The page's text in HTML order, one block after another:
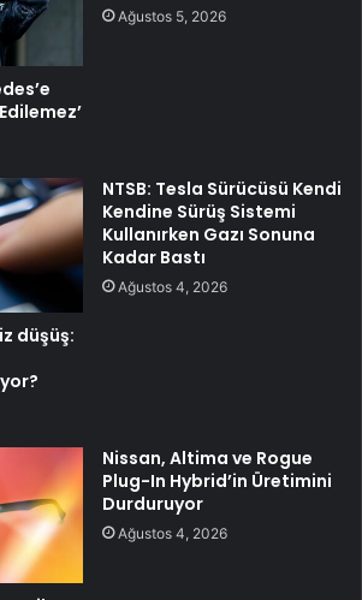
Ağustos 5, 2026
düşüş:
NTSB: Tesla Sürücüsü Kendi
Kendine Sürüş Sistemi
Kullanırken Gazı Sonuna
Kadar Bastı
Ağustos 4, 2026
Nissan, Altima ve Rogue
Plug-In Hybrid’in Üretimini
Durduruyor
Ağustos 4, 2026